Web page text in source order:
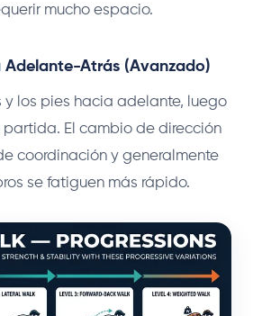
mucho espacio.
Adelante-Atrás (Avanzado)
y los pies hacia adelante, luego
El cambio de dirección
coordinación y generalmente
se fatiguen más rápido.